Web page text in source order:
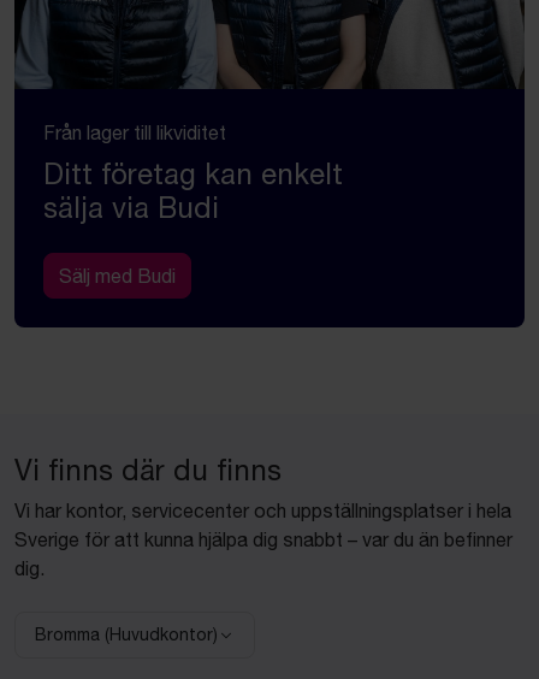
Från lager till likviditet
Ditt företag kan enkelt
sälja via Budi
Sälj med Budi
Vi finns där du finns
Vi har kontor, servicecenter och uppställningsplatser i hela
Sverige för att kunna hjälpa dig snabbt – var du än befinner
dig.
Välj anläggning:
Bromma (Huvudkontor)